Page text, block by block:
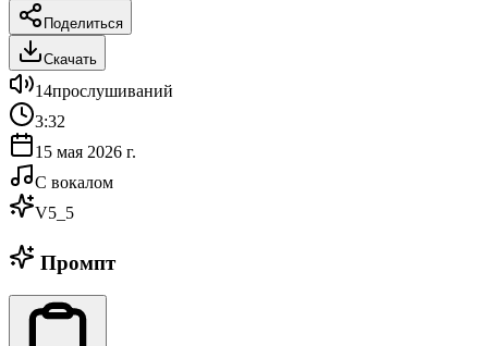
Поделиться
Скачать
14прослушиваний
3:32
15 мая 2026 г.
С вокалом
V5_5
Промпт